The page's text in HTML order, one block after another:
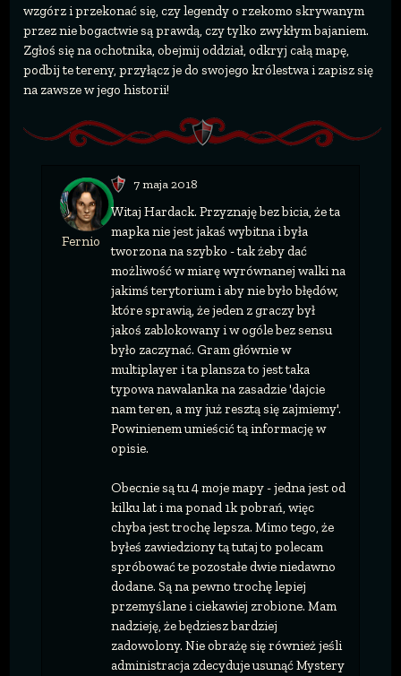
wzgórz i przekonać się, czy legendy o rzekomo skrywanym
przez nie bogactwie są prawdą, czy tylko zwykłym bajaniem.
Zgłoś się na ochotnika, obejmij oddział, odkryj całą mapę,
podbij te tereny, przyłącz je do swojego królestwa i zapisz się
na zawsze w jego historii!
Fernio
7 maja 2018
Witaj Hardack. Przyznaję bez bicia, że ta
mapka nie jest jakaś wybitna i była
tworzona na szybko - tak żeby dać
możliwość w miarę wyrównanej walki na
jakimś terytorium i aby nie było błędów,
które sprawią, że jeden z graczy był
jakoś zablokowany i w ogóle bez sensu
było zaczynać. Gram głównie w
multiplayer i ta plansza to jest taka
typowa nawalanka na zasadzie 'dajcie
nam teren, a my już resztą się zajmiemy'.
Powinienem umieścić tą informację w
opisie.
Obecnie są tu 4 moje mapy - jedna jest od
kilku lat i ma ponad 1k pobrań, więc
chyba jest trochę lepsza. Mimo tego, że
byłeś zawiedziony tą tutaj to polecam
spróbować te pozostałe dwie niedawno
dodane. Są na pewno trochę lepiej
przemyślane i ciekawiej zrobione. Mam
nadzieję, że będziesz bardziej
zadowolony. Nie obrażę się również jeśli
administracja zdecyduje usunąć Mystery